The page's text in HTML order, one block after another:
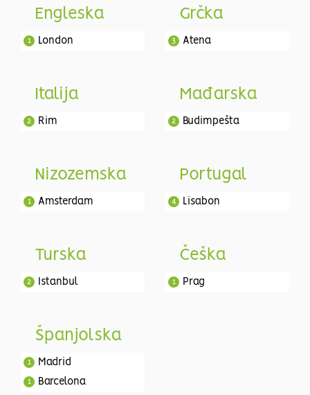
Engleska
London
1
Grčka
Atena
3
Italija
Rim
2
Mađarska
Budimpešta
2
Nizozemska
Amsterdam
1
Portugal
Lisabon
4
Turska
Istanbul
2
Češka
Prag
1
Španjolska
Madrid
1
Barcelona
1